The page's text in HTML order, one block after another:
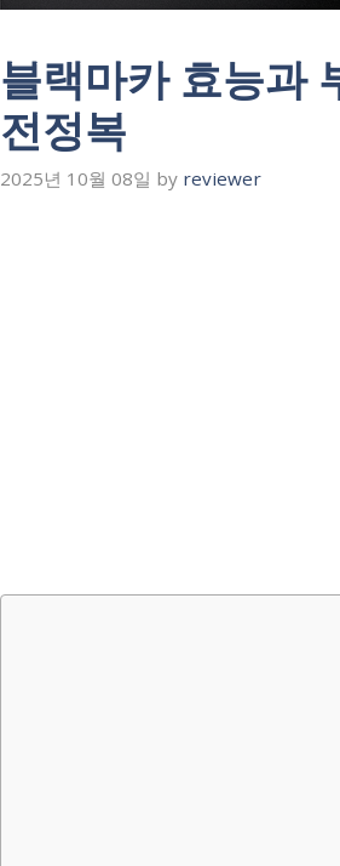
블랙마카 효능과
전정복
2025년 10월 08일 by reviewer